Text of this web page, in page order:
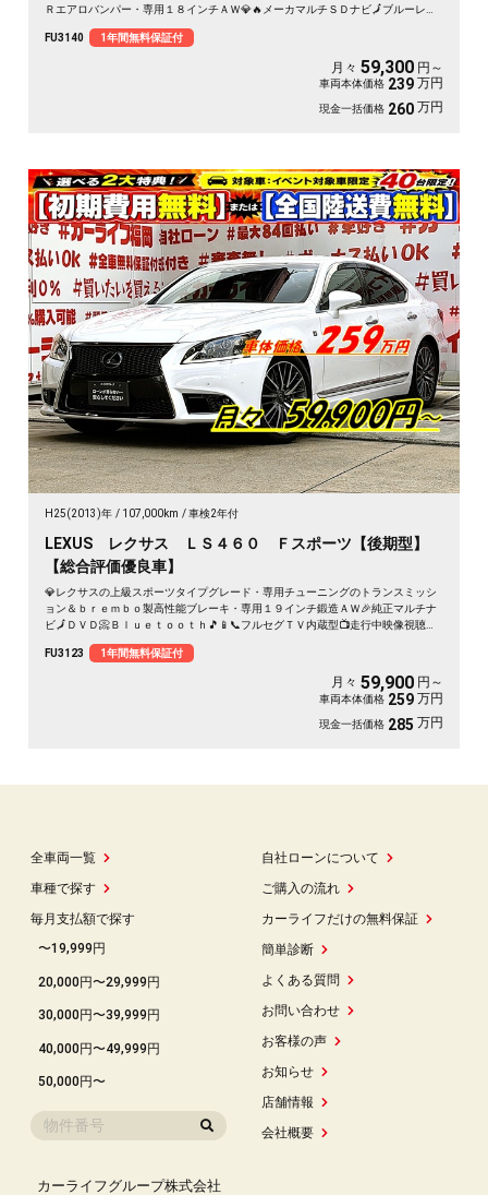
Ｒエアロバンパー・専用１８インチＡＷ💎🔥メーカマルチＳＤナビ🗾ブルーレイ
なシフトチェンジが可能🏁😊内外装程度良好🌈月々５万円台～ＯＫ🚗
FU3140 1年間無料保証付
月々 59,300 円～
車両本体価格 239 万円
現金一括価格 260 万円
H25(2013)年 107,000km 車検2年付
LEXUS レクサス ＬＳ４６０ Ｆスポーツ【後期型】
【総合評価優良車】
💎レクサスの上級スポーツタイプグレード・専用チューニングのトランスミッシ
ョン＆ｂｒｅｍｂｏ製高性能ブレーキ・専用１９インチ鍛造ＡＷ🎉純正マルチナ
ビ🗾ＤＶＤ📀Ｂｌｕｅｔｏｏｔｈ🎵📱📞フルセグＴＶ内蔵型📺走行中映像視聴可
シャープなＬＥＤフォグランプでも明るさ抜群💡ホールド感を重視したＦスポ専
用本革エア―シート💺万が一もバッチリ録画・前後ドライブレコーダー付📹綺麗
なパールカラーの最高級Ｂｉｇセダン🔥🌈プリクラッシュセーフティ装備で運転
支援装備も充実💎月々５万円台～ＯＫ😲納車時新品タイヤ装着🌈車検２年付🚗
FU3123 1年間無料保証付
月々 59,900 円～
車両本体価格 259 万円
現金一括価格 285 万円
全車両一覧
車種で探す
毎月支払額で探す
〜19,999円
20,000円〜29,999円
30,000円〜39,999円
40,000円〜49,999円
50,000円〜
自社ローンについて
ご購入の流れ
カーライフだけの無料保証
簡単診断
よくある質問
お問い合わせ
お客様の声
お知らせ
店舗情報
会社概要
カーライフグループ株式会社